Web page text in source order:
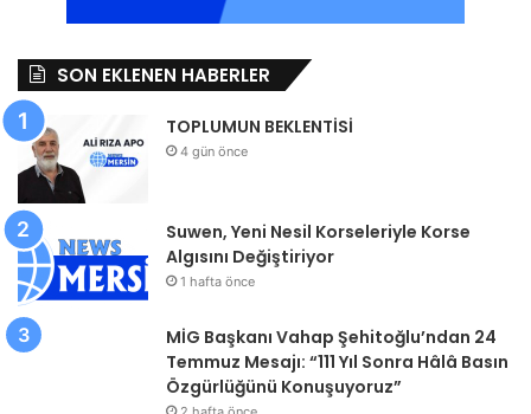
SON EKLENEN HABERLER
TOPLUMUN BEKLENTİSİ
4 gün önce
Suwen, Yeni Nesil Korseleriyle Korse
Algısını Değiştiriyor
1 hafta önce
MİG Başkanı Vahap Şehitoğlu’ndan 24
Temmuz Mesajı: “111 Yıl Sonra Hâlâ Basın
Özgürlüğünü Konuşuyoruz”